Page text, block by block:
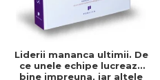
Liderii mananca ultimii. De
ce unele echipe lucreaza
bine impreuna, iar altele